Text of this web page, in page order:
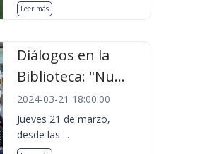
Leer más
Diálogos en la
Biblioteca: "Nu...
2024-03-21 18:00:00
Jueves 21 de marzo,
desde las ...